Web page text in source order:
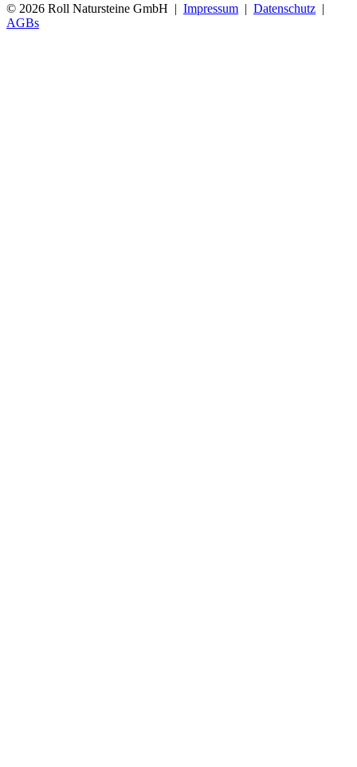
© 2026 Roll Natursteine GmbH | Impressum | Datenschutz |
AGBs